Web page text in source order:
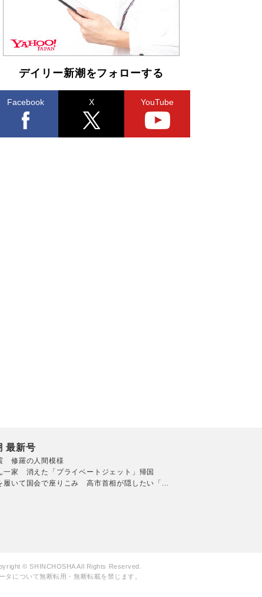
デイリー新潮をフォローする
Facebook X YouTube
最新号
修羅の人間模様
一家 消えた「プライベートジェット」帰国
履いて国会で座りこみ 高市首相が隠したい「...
© SHINCHOSHA All Rights Reserved.
タについて無断転用・無断転載を禁じます。